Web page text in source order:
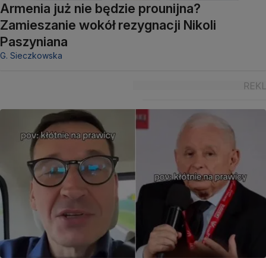
Armenia już nie będzie prounijna?
Zamieszanie wokół rezygnacji Nikoli
Paszyniana
G. Sieczkowska